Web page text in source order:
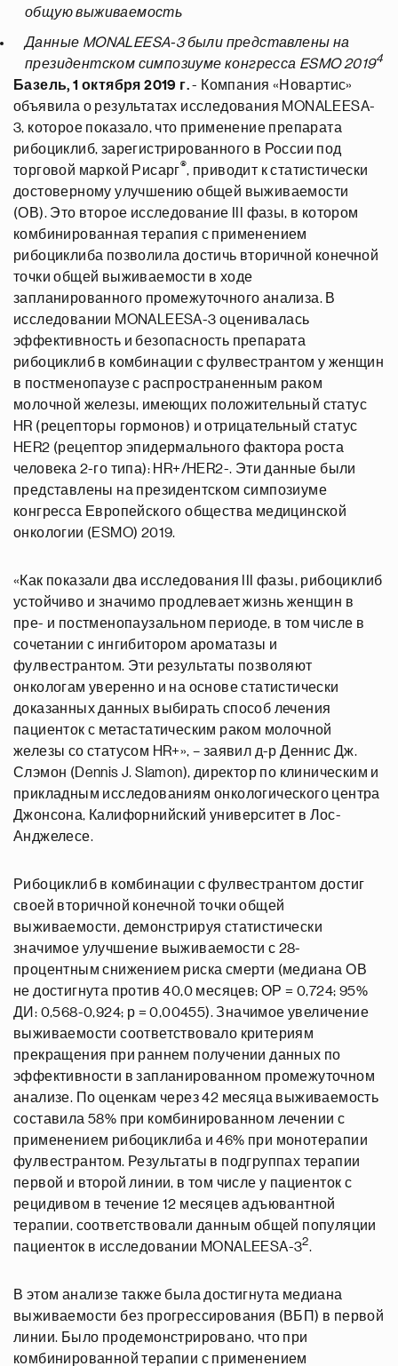
общую выживаемость
Данные MONALEESA-3 были представлены на
президентском симпозиуме конгресса ESMO 20194
Базель, 1 октября 2019 г.- Компания «Новартис»
объявила о результатах исследования MONALEESA-
3, которое показало, что применение препарата
рибоциклиб, зарегистрированного в России под
торговой маркой Рисарг®, приводит к статистически
достоверному улучшению общей выживаемости
(ОВ). Это второе исследование III фазы, в котором
комбинированная терапия с применением
рибоциклиба позволила достичь вторичной конечной
точки общей выживаемости в ходе
запланированного промежуточного анализа. В
исследовании MONALEESA-3 оценивалась
эффективность и безопасность препарата
рибоциклиб в комбинации с фулвестрантом у женщин
в постменопаузе с распространенным раком
молочной железы, имеющих положительный статус
HR (рецепторы гормонов) и отрицательный статус
HER2 (рецептор эпидермального фактора роста
человека 2-го типа): HR+/HER2-. Эти данные были
представлены на президентском симпозиуме
конгресса Европейского общества медицинской
онкологии (ESMO) 2019.
«Как показали два исследования III фазы, рибоциклиб
устойчиво и значимо продлевает жизнь женщин в
пре- и постменопаузальном периоде, в том числе в
сочетании с ингибитором ароматазы и
фулвестрантом. Эти результаты позволяют
онкологам уверенно и на основе статистически
доказанных данных выбирать способ лечения
пациенток с метастатическим раком молочной
железы со статусом HR+», – заявил д-р Деннис Дж.
Слэмон (Dennis J. Slamon), директор по клиническим и
прикладным исследованиям онкологического центра
Джонсона, Калифорнийский университет в Лос-
Анджелесе.
Рибоциклиб в комбинации с фулвестрантом достиг
своей вторичной конечной точки общей
выживаемости, демонстрируя статистически
значимое улучшение выживаемости с 28-
процентным снижением риска смерти (медиана ОВ
не достигнута против 40,0 месяцев; ОР = 0,724; 95%
ДИ: 0,568-0,924; р = 0,00455). Значимое увеличение
выживаемости соответствовало критериям
прекращения при раннем получении данных по
эффективности в запланированном промежуточном
анализе. По оценкам через 42 месяца выживаемость
составила 58% при комбинированном лечении с
применением рибоциклиба и 46% при монотерапии
фулвестрантом. Результаты в подгруппах терапии
первой и второй линии, в том числе у пациенток с
рецидивом в течение 12 месяцев адъювантной
терапии, соответствовали данным общей популяции
пациенток в исследовании MONALEESA-32.
В этом анализе также была достигнута медиана
выживаемости без прогрессирования (ВБП) в первой
линии. Было продемонстрировано, что при
комбинированной терапии с применением